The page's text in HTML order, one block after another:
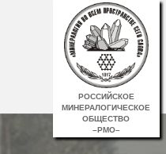
РОССИЙСКОЕ
МИНЕРАЛОГИЧЕСКОЕ
ОБЩЕСТВО
–РМО–